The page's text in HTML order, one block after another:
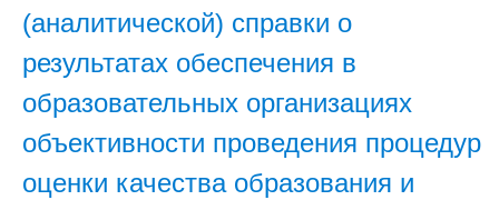
(аналитической) справки о
результатах обеспечения в
образовательных организациях
объективности проведения процедур
оценки качества образования и